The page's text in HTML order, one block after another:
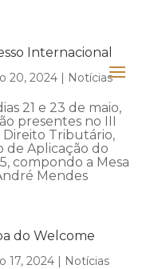
Internacional
20, 2024| Notícias
21 e 23 de maio,
presentes no III
Tributário,
Aplicação do
compondo a Mesa
Mendes
do Welcome
17, 2024| Notícias